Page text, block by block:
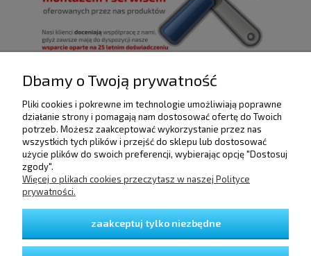
POMOC
DOSTAWA I PŁATNOŚCI
GWARANCJA I ZWROTY
Dbamy o Twoją prywatność
Pliki cookies i pokrewne im technologie umożliwiają poprawne
działanie strony i pomagają nam dostosować ofertę do Twoich
potrzeb. Możesz zaakceptować wykorzystanie przez nas
wszystkich tych plików i przejść do sklepu lub dostosować
użycie plików do swoich preferencji, wybierając opcję "Dostosuj
zgody".
Więcej o plikach cookies przeczytasz w naszej Polityce
prywatności.
zaakceptuj tylko niezbędne